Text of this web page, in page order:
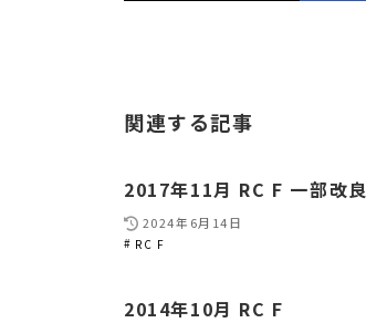
関連する記事
2017年11月 RC F 一部改良
2024年6月14日
RC F
2014年10月 RC F